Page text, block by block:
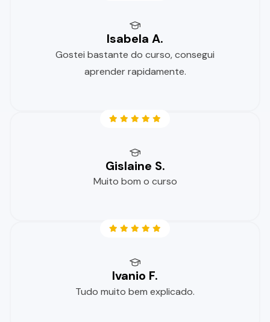
Isabela A.
Gostei bastante do curso, consegui
aprender rapidamente.
Gislaine S.
Muito bom o curso
Ivanio F.
Tudo muito bem explicado.